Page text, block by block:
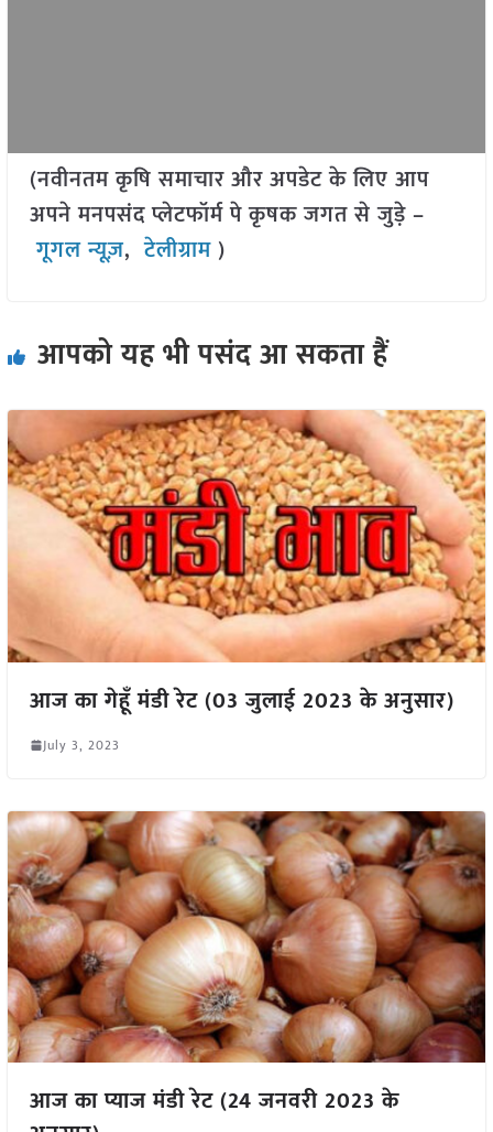
(नवीनतम कृषि समाचार और अपडेट के लिए आप
अपने मनपसंद प्लेटफॉर्म पे कृषक जगत से जुड़े –
गूगल न्यूज़,टेलीग्राम )
आपको यह भी पसंद आ सकता हैं
आज का गेहूँ मंडी रेट (03 जुलाई 2023 के अनुसार)
July 3, 2023
आज का प्याज मंडी रेट (24 जनवरी 2023 के